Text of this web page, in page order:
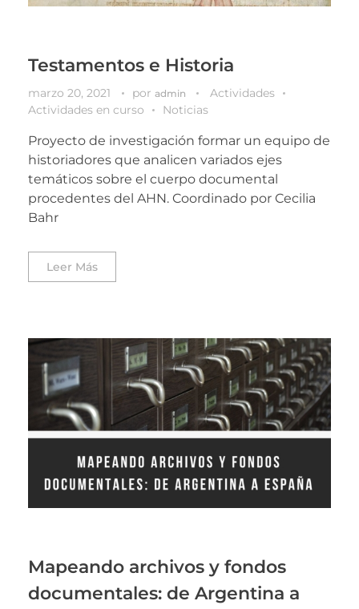
Testamentos e Historia
marzo 20, 2021 por admin
Actividades
Actividades en curso
Noticias
Proyecto de investigación formar un equipo de
historiadores que analicen variados ejes
temáticos sobre el cuerpo documental
procedentes del AHN. Coordinado por Cecilia
Bahr
Leer Más
Mapeando archivos y fondos
documentales: de Argentina a